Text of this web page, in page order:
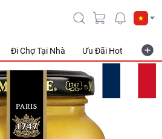
Đi Chợ Tại Nhà Ưu Đãi Hot